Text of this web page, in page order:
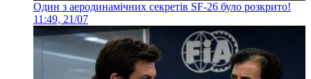
Один з аеродинамічних секретів SF-26 було розкрито!
11:49, 21/07